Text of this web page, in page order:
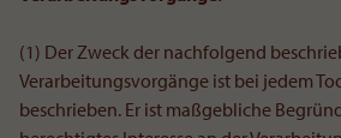
(1) Der Zweck der nachfolgend
Verarbeitungsvorgänge ist bei jedem
beschrieben. Er ist maßgebliche